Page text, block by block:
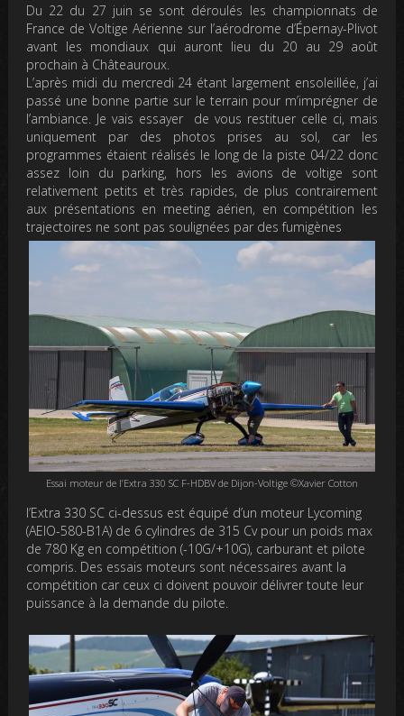
Du 22 du 27 juin se sont déroulés les championnats de
France de Voltige Aérienne sur l’aérodrome d’Épernay-Plivot
avant les mondiaux qui auront lieu du 20 au 29 août
prochain à Châteauroux.
L’après midi du mercredi 24 étant largement ensoleillée, j’ai
passé une bonne partie sur le terrain pour m’imprégner de
l’ambiance. Je vais essayer de vous restituer celle ci, mais
uniquement par des photos prises au sol, car les
programmes étaient réalisés le long de la piste 04/22 donc
assez loin du parking, hors les avions de voltige sont
relativement petits et très rapides, de plus contrairement
aux présentations en meeting aérien, en compétition les
trajectoires ne sont pas soulignées par des fumigènes
Essai moteur de l’Extra 330 SC F-HDBV de Dijon-Voltige ©Xavier Cotton
l’Extra 330 SC ci-dessus est équipé d’un moteur Lycoming
(AEIO-580-B1A) de 6 cylindres de 315 Cv pour un poids max
de 780 Kg en compétition (-10G/+10G), carburant et pilote
compris. Des essais moteurs sont nécessaires avant la
compétition car ceux ci doivent pouvoir délivrer toute leur
puissance à la demande du pilote.